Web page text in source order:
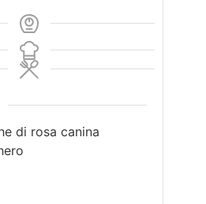
di rosa canina